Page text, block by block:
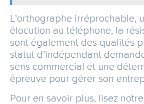
L’orthographe irréprochable,
élocution au téléphone, la
sont également des qualités
statut d’indépendant
sens commercial et une
épreuve pour gérer son
Pour en savoir plus, lisez